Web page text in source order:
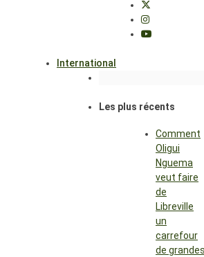
International
Les plus récents
Comment
Oligui
Nguema
veut faire
de
Libreville
un
carrefour
de